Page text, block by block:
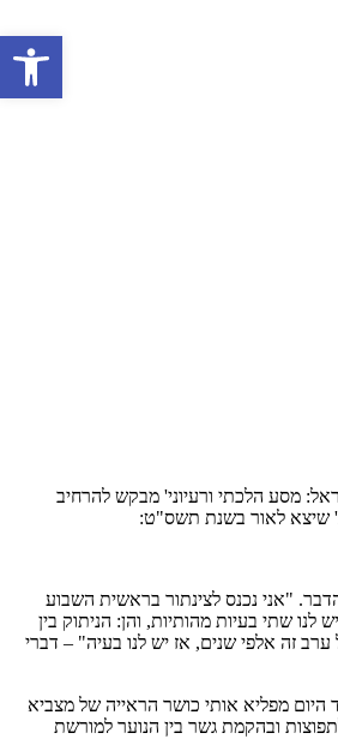
מסע הלכתי ורעיוני' מבקש להרחיב
שיצא לאור בשנת תשס"ט:
"אני נכנס לצינתור בראשית השבוע
שתי בעיות מהותיות, והן: הניתוק בין
ערב זה אלפי שנים, אז יש לנו בעיה" – דברי
היום מפליא אותי כושר הראייה של מצביא
ובהקמת גשר בין הנוער למורשת
פתח